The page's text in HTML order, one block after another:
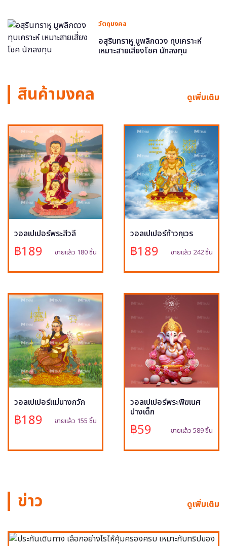
วัตถุมงคล
อสุรินทราหู มูพลิกดวง ทุบเคราะห์
เหมาะสายเสี่ยงโชค นักลงทุน
สินค้ามงคล ดูเพิ่มเติม
วอลเปเปอร์พระสีวลี
฿189 ขายแล้ว 180 ชิ้น
วอลเปเปอร์ท้าวกุเวร
฿189 ขายแล้ว 242 ชิ้น
วอลเปเปอร์แม่นางกวัก
฿189 ขายแล้ว 155 ชิ้น
วอลเปเปอร์พระพิฆเนศ
ปางเด็ก
฿59 ขายแล้ว 589 ชิ้น
ข่าว ดูเพิ่มเติม